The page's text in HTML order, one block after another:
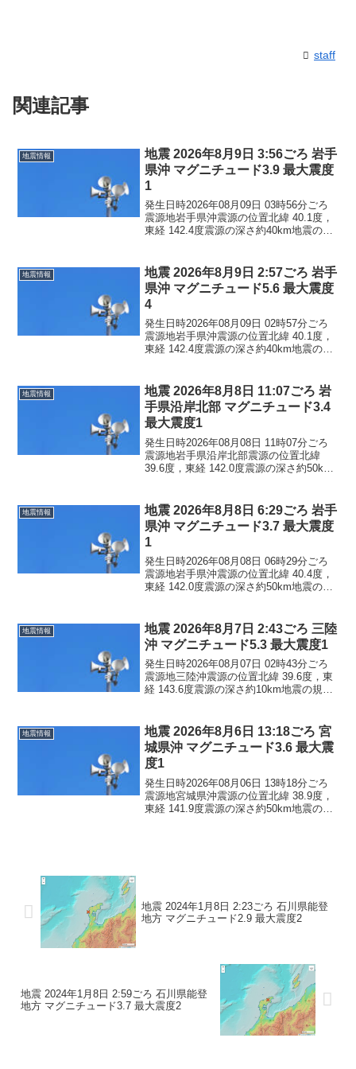
staff
関連記事
地震情報
地震 2026年8月9日 3:56ごろ 岩手
県沖 マグニチュード3.9 最大震度
1
発生日時2026年08月09日 03時56分ごろ
震源地岩手県沖震源の位置北緯 40.1度，
東経 142.4度震源の深さ約40km地震の規
ん。震度1岩手県久慈市八幡平...
地震情報
地震 2026年8月9日 2:57ごろ 岩手
県沖 マグニチュード5.6 最大震度
4
発生日時2026年08月09日 02時57分ごろ
震源地岩手県沖震源の位置北緯 40.1度，
東経 142.4度震源の深さ約40km地震の規
ん。震度4岩手県普代村震度3...
地震情報
地震 2026年8月8日 11:07ごろ 岩
手県沿岸北部 マグニチュード3.4
最大震度1
発生日時2026年08月08日 11時07分ごろ
震源地岩手県沿岸北部震源の位置北緯
39.6度，東経 142.0度震源の深さ約50km
りません。震度1岩手県宮古市...
地震情報
地震 2026年8月8日 6:29ごろ 岩手
県沖 マグニチュード3.7 最大震度
1
発生日時2026年08月08日 06時29分ごろ
震源地岩手県沖震源の位置北緯 40.4度，
東経 142.0度震源の深さ約50km地震の規
ん。震度1青森県八戸市三戸町...
地震情報
地震 2026年8月7日 2:43ごろ 三陸
沖 マグニチュード5.3 最大震度1
発生日時2026年08月07日 02時43分ごろ
震源地三陸沖震源の位置北緯 39.6度，東
経 143.6度震源の深さ約10km地震の規模
震度1青森県青森南部町階上...
地震情報
地震 2026年8月6日 13:18ごろ 宮
城県沖 マグニチュード3.6 最大震
度1
発生日時2026年08月06日 13時18分ごろ
震源地宮城県沖震源の位置北緯 38.9度，
東経 141.9度震源の深さ約50km地震の規
地震 2024年1月8日 2:23ごろ 石川県能登
地方 マグニチュード2.9 最大震度2
地震 2024年1月8日 2:59ごろ 石川県能登
地方 マグニチュード3.7 最大震度2